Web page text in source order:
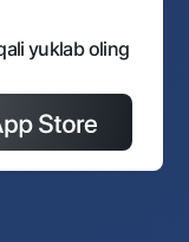
yuklab oling